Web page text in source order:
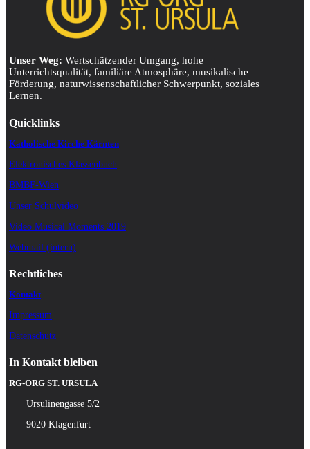
Unser Weg: Wertschätzender Umgang, hohe
Unterrichtsqualität, familiäre Atmosphäre, musikalische
Förderung, naturwissenschaftlicher Schwerpunkt, soziales
Lernen.
Quicklinks
Katholische Kirche Kärnten
Elektronisches Klassenbuch
BMBF-Wien
Unser Schulvideo
Video Musical Moments 2019
Webmail (intern)
Rechtliches
Kontakt
Impressum
Datenschutz
In Kontakt bleiben
RG-ORG ST. URSULA
Ursulinengasse 5/2
9020 Klagenfurt